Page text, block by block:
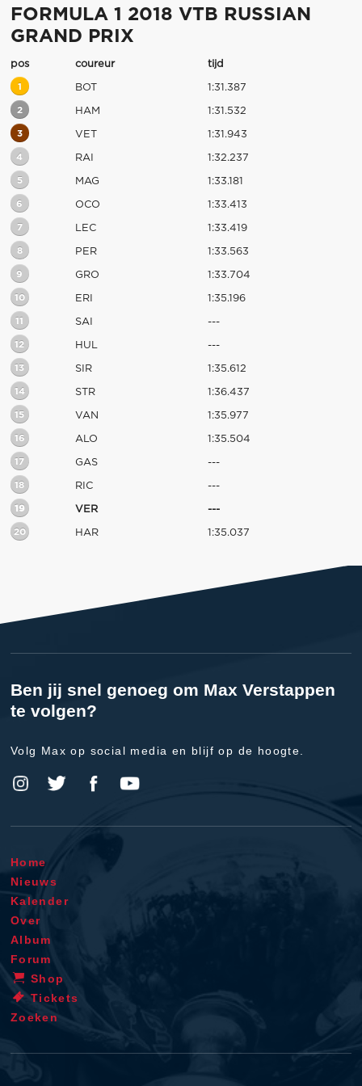
FORMULA 1 2018 VTB RUSSIAN
GRAND PRIX
pos coureur tijd
1 BOT 1:31.387
2 HAM 1:31.532
3 VET 1:31.943
4 RAI 1:32.237
5 MAG 1:33.181
6 OCO 1:33.413
7 LEC 1:33.419
8 PER 1:33.563
9 GRO 1:33.704
10 ERI 1:35.196
11 SAI ---
12 HUL ---
13 SIR 1:35.612
14 STR 1:36.437
15 VAN 1:35.977
16 ALO 1:35.504
17 GAS ---
18 RIC ---
19 VER ---
20 HAR 1:35.037
Ben jij snel genoeg om Max Verstappen
te volgen?
Volg Max op social media en blijf op de hoogte.
Home
Nieuws
Kalender
Over
Album
Forum
Shop
Tickets
Zoeken